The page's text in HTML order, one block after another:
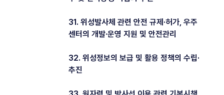
31. 위성발사체 관련 안전 규제·허가, 우주
센터의 개발·운영 지원 및 안전관리
32. 위성정보의 보급 및 활용 정책의 수립·
추진